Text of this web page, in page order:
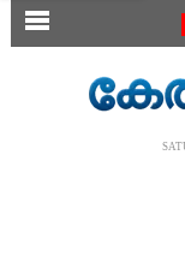
SECTIONS